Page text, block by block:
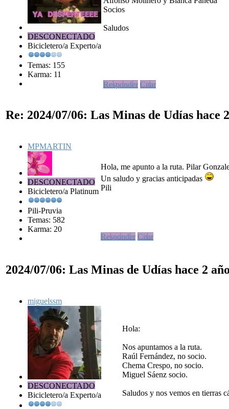
DESCONECTADO
Bicicletero/a Experto/a
Temas: 155
Karma: 11
Socios
Saludos
Responder Citar
Re: 2024/07/06: Las Minas de Udías hace
MPMARTIN
DESCONECTADO
Bicicletero/a Platinum
Pili-Pruvia
Temas: 582
Karma: 20
Hola, me apunto a la ruta. Pilar
Un saludo y gracias anticipadas
Pili
Responder Citar
2024/07/06: Las Minas de Udías hace 2
miguelssm
DESCONECTADO
Bicicletero/a Experto/a
Hola:
Nos apuntamos a la ruta.
Raúl Fernández, no socio.
Chema Crespo, no socio.
Miguel Sáenz socio.
Saludos y nos vemos en tierras